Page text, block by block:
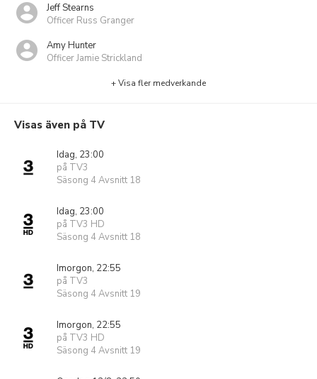
Jeff Stearns
Officer Russ Granger
Amy Hunter
Officer Jamie Strickland
+ Visa fler medverkande
Visas även på TV
Idag, 23:00
på TV3
Säsong 4 Avsnitt 18
Idag, 23:00
på TV3 HD
Säsong 4 Avsnitt 18
Imorgon, 22:55
på TV3
Säsong 4 Avsnitt 19
Imorgon, 22:55
på TV3 HD
Säsong 4 Avsnitt 19